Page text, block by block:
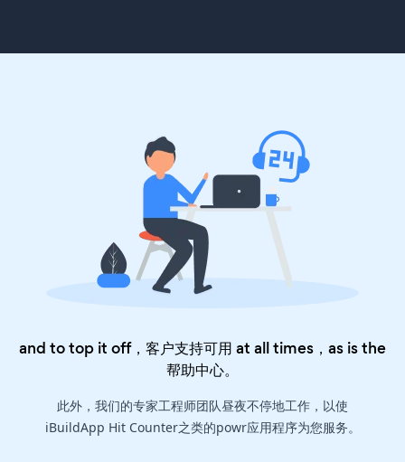
and to top it off，客户支持可用 at all times，as is the
帮助中心。
此外，我们的专家工程师团队昼夜不停地工作，以使
iBuildApp Hit Counter之类的powr应用程序为您服务。